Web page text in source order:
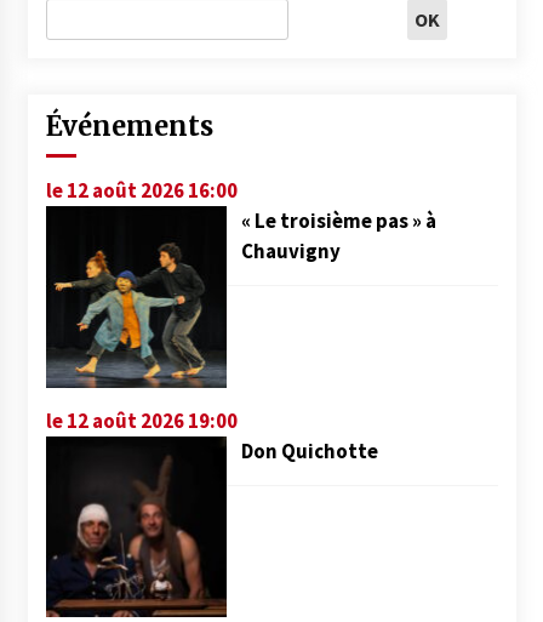
Événements
le 12 août 2026 16:00
« Le troisième pas » à
Chauvigny
le 12 août 2026 19:00
Don Quichotte